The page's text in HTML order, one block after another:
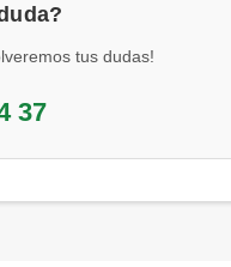
tus dudas!
37